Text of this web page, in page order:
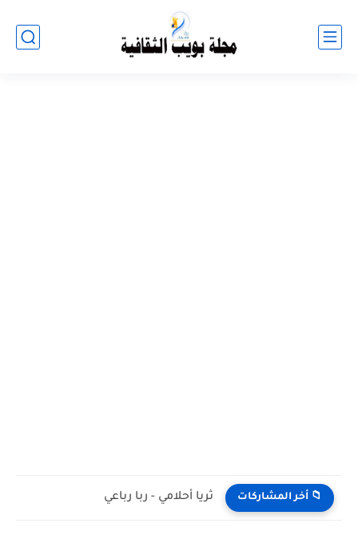
📁 أخر المشاركات ثريا أحلامي - ربا رباعي